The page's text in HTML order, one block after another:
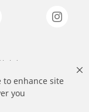
to enhance site
you
니다.